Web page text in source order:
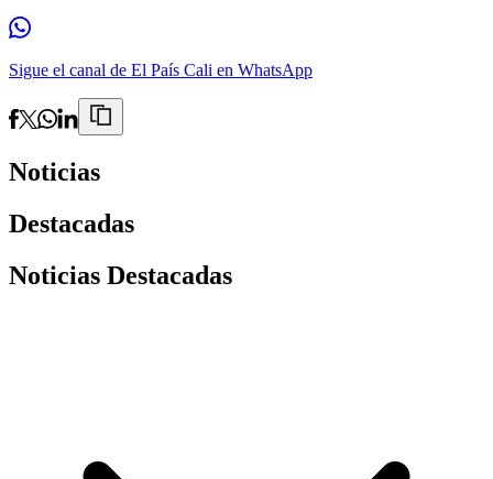
Sigue el canal de El País Cali en WhatsApp
Noticias
Destacadas
Noticias Destacadas